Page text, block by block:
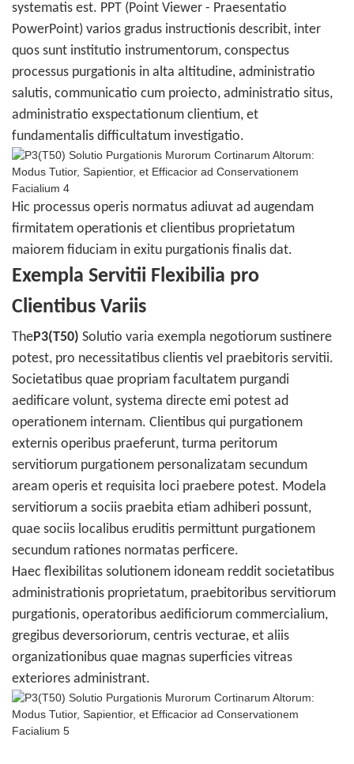
systematis est. PPT (Point Viewer - Praesentatio
PowerPoint) varios gradus instructionis describit, inter
quos sunt institutio instrumentorum, conspectus
processus purgationis in alta altitudine, administratio
salutis, communicatio cum proiecto, administratio situs,
administratio exspectationum clientium, et
fundamentalis difficultatum investigatio.
Hic processus operis normatus adiuvat ad augendam
firmitatem operationis et clientibus proprietatum
maiorem fiduciam in exitu purgationis finalis dat.
Exempla Servitii Flexibilia pro
Clientibus Variis
TheP3(T50) Solutio varia exempla negotiorum sustinere
potest, pro necessitatibus clientis vel praebitoris servitii.
Societatibus quae propriam facultatem purgandi
aedificare volunt, systema directe emi potest ad
operationem internam. Clientibus qui purgationem
externis operibus praeferunt, turma peritorum
servitiorum purgationem personalizatam secundum
aream operis et requisita loci praebere potest. Modela
servitiorum a sociis praebita etiam adhiberi possunt,
quae sociis localibus eruditis permittunt purgationem
secundum rationes normatas perficere.
Haec flexibilitas solutionem idoneam reddit societatibus
administrationis proprietatum, praebitoribus servitiorum
purgationis, operatoribus aedificiorum commercialium,
gregibus deversoriorum, centris vecturae, et aliis
organizationibus quae magnas superficies vitreas
exteriores administrant.